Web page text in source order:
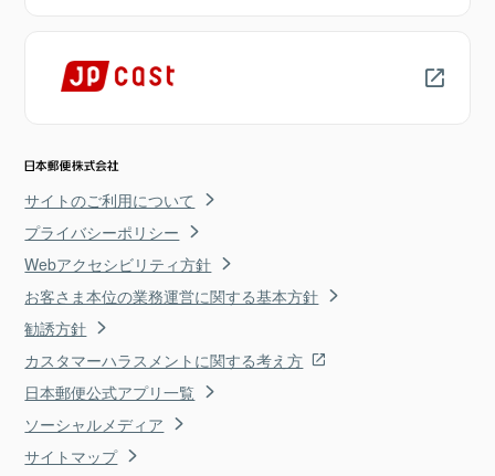
サイトのご利用について
プライバシーポリシー
Webアクセシビリティ方針
お客さま本位の業務運営に関する基本方針
勧誘方針
カスタマーハラスメントに関する考え方
日本郵便公式アプリ一覧
ソーシャルメディア
サイトマップ